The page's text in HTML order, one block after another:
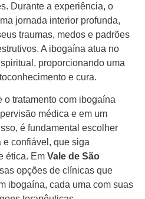
Durante a experiência, o
jornada interior profunda,
traumas, medos e padrões
A ibogaína atua no
proporcionando uma
e cura.
o tratamento com ibogaína
médica e em um
é fundamental escolher
confiável, que siga
ética. Em Vale de São
opções de clínicas que
ibogaína, cada uma com suas